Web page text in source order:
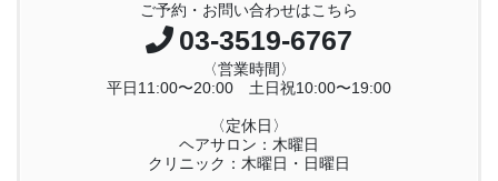
ご予約・お問い合わせはこちら
03-3519-6767
〈営業時間〉
平日11:00〜20:00 土日祝10:00〜19:00
〈定休日〉
ヘアサロン：木曜日
クリニック：木曜日・日曜日